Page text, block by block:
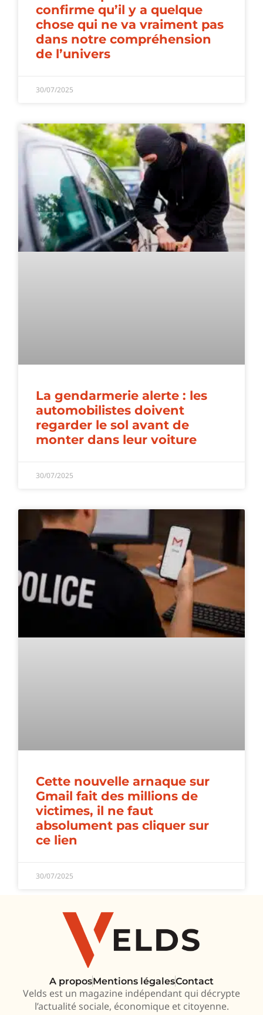
confirme qu’il y a quelque
chose qui ne va vraiment pas
dans notre compréhension
de l’univers
30/07/2025
La gendarmerie alerte : les
automobilistes doivent
regarder le sol avant de
monter dans leur voiture
30/07/2025
Cette nouvelle arnaque sur
Gmail fait des millions de
victimes, il ne faut
absolument pas cliquer sur
ce lien
30/07/2025
A proposMentions légalesContact
Velds est un magazine indépendant qui décrypte
l’actualité sociale, économique et citoyenne.